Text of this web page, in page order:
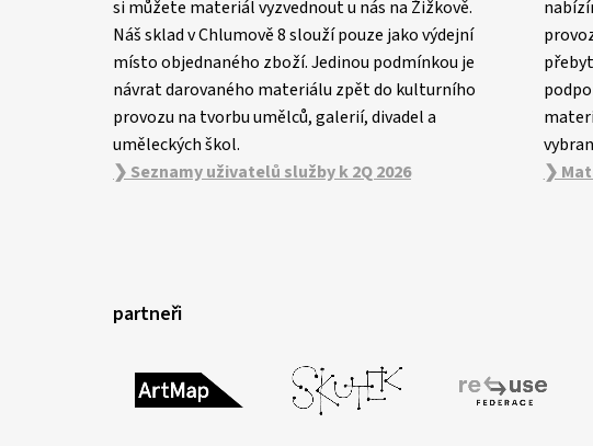
si můžete materiál vyzvednout u nás na Žižkově.
Náš sklad v Chlumově 8 slouží pouze jako výdejní
místo objednaného zboží. Jedinou podmínkou je
návrat darovaného materiálu zpět do kulturního
provozu na tvorbu umělců, galerií, divadel a
uměleckých škol.
❯ Seznamy uživatelů služby k 2Q 2026
❯
partneři